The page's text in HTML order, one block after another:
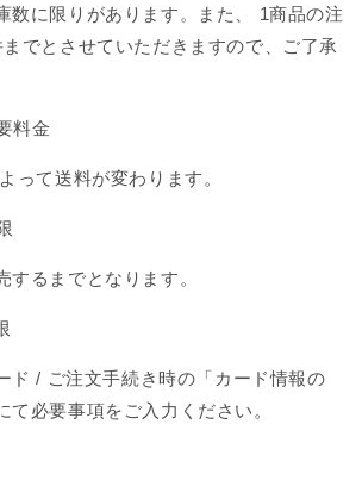
数に限りがあります。また、 1商品の注
でとさせていただきますので、ご了承
料金
って送料が変わります。
するまでとなります。
ド / ご注文手続き時の「カード情報の
て必要事項をご入力ください。